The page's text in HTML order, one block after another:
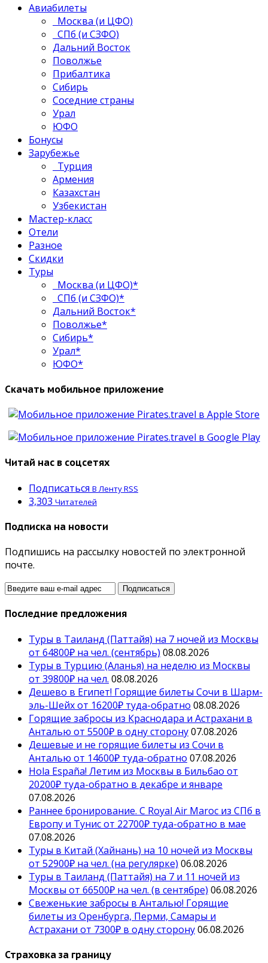
Авиабилеты
Москва (и ЦФО)
СПб (и СЗФО)
Дальний Восток
Поволжье
Прибалтика
Сибирь
Соседние страны
Урал
ЮФО
Бонусы
Зарубежье
Турция
Армения
Казахстан
Узбекистан
Мастер-класс
Отели
Разное
Скидки
Туры
Москва (и ЦФО)*
СПб (и СЗФО)*
Дальний Восток*
Поволжье*
Сибирь*
Урал*
ЮФО*
Скачать мобильное приложение
Читай нас в соцсетях
Подписаться В Ленту RSS
3,303 Читателей
Подписка на новости
Подпишись на рассылку новостей по электронной
почте.
Последние предложения
Туры в Таиланд (Паттайя) на 7 ночей из Москвы
от 64800₽ на чел. (сентябрь) 08.08.2026
Туры в Турцию (Аланья) на неделю из Москвы
от 39800₽ на чел. 08.08.2026
Дешево в Египет! Горящие билеты Сочи в Шарм-
эль-Шейх от 16200₽ туда-обратно 08.08.2026
Горящие забросы из Краснодара и Астрахани в
Анталью от 5500₽ в одну сторону07.08.2026
Дешевые и не горящие билеты из Сочи в
Анталью от 14600₽ туда-обратно 07.08.2026
Hola España! Летим из Москвы в Бильбао от
20200₽ туда-обратно в декабре и январе
07.08.2026
Раннее бронирование. С Royal Air Maroc из СПб в
Европу и Тунис от 22700₽ туда-обратно в мае
07.08.2026
Туры в Китай (Хайнань) на 10 ночей из Москвы
от 52900₽ на чел. (на регулярке) 06.08.2026
Туры в Таиланд (Паттайя) на 7 и 11 ночей из
Москвы от 66500₽ на чел. (в сентябре) 06.08.2026
Свеженькие забросы в Анталью! Горящие
билеты из Оренбурга, Перми, Самары и
Астрахани от 7300₽ в одну сторону06.08.2026
Страховка за границу